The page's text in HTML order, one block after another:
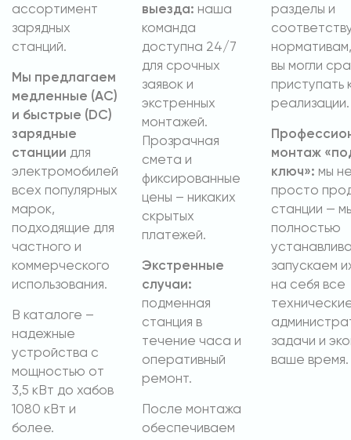
ассортимент
зарядных
станций.
Мы предлагаем
медленные (AC)
и быстрые (DC)
зарядные
станции для
электромобилей
всех популярных
марок,
подходящие для
частного и
коммерческого
использования.
В каталоге –
надежные
устройства с
мощностью от
3,5 кВт до хабов
1080 кВт и
более.
выезда: наша
команда
доступна 24/7
для срочных
заявок и
экстренных
монтажей.
Прозрачная
смета и
фиксированные
цены – никаких
скрытых
платежей.
Экстренные
случаи:
подменная
станция в
течение часа и
оперативный
ремонт.
После монтажа
обеспечиваем
разделы и
вы могли
приступать
реализации.
монтаж
ключ»: мы
просто
станции —
полностью
запускаем
на себя все
задачи и
ваше время.